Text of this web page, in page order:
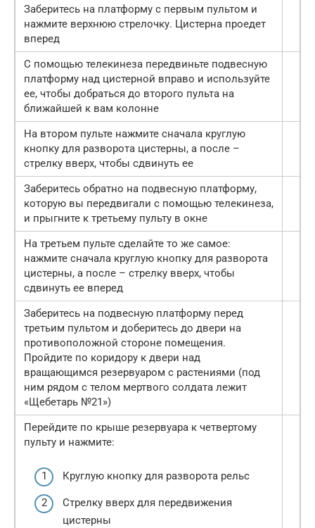
Заберитесь на платформу с первым пультом и
нажмите верхнюю стрелочку. Цистерна проедет
вперед
С помощью телекинеза передвиньте подвесную
платформу над цистерной вправо и используйте
ее, чтобы добраться до второго пульта на
ближайшей к вам колонне
На втором пульте нажмите сначала круглую
кнопку для разворота цистерны, а после –
стрелку вверх, чтобы сдвинуть ее
Заберитесь обратно на подвесную платформу,
которую вы передвигали с помощью телекинеза,
и прыгните к третьему пульту в окне
На третьем пульте сделайте то же самое:
нажмите сначала круглую кнопку для разворота
цистерны, а после – стрелку вверх, чтобы
сдвинуть ее вперед
Заберитесь на подвесную платформу перед
третьим пультом и доберитесь до двери на
противоположной стороне помещения.
Пройдите по коридору к двери над
вращающимся резервуаром с растениями (под
ним рядом с телом мертвого солдата лежит
«Щебетарь №21»)
Перейдите по крыше резервуара к четвертому
пульту и нажмите:
Круглую кнопку для разворота рельс
Стрелку вверх для передвижения
цистерны